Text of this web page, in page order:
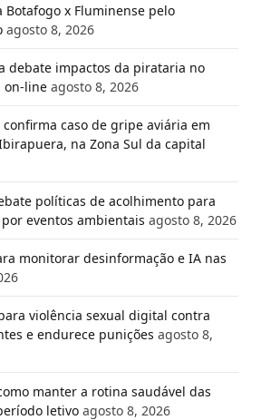
Botafogo x Fluminense pelo
agosto 8, 2026
debate impactos da pirataria no
on-line agosto 8, 2026
confirma caso de gripe aviária em
na Zona Sul da capital
políticas de acolhimento para
eventos ambientais agosto 8, 2026
monitorar desinformação e IA nas
violência sexual digital contra
e endurece punições agosto 8,
manter a rotina saudável das
letivo agosto 8, 2026